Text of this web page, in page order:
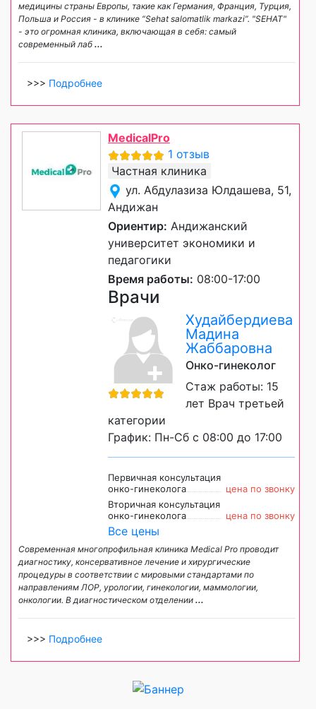
медицины страны Европы, такие как Германия, Франция, Турция,
Польша и Россия - в клинике “Sehat salomatlik markazi”. "SEHAT"
- это огромная клиника, включающая в себя: самый
современный лаб ...
>>> Подробнее
MedicalPro
1 отзыв
Частная клиника
ул. Абдулазиза Юлдашева, 51,
Андижан
Ориентир: Андижанский
университет экономики и
педагогики
Время работы: 08:00-17:00
Врачи
Худайбердиева
Мадина
Жаббаровна
Онко-гинеколог
Стаж работы: 15
лет Врач третьей
категории
График: Пн-Сб с 08:00 до 17:00
Первичная консультация
онко-гинеколога
цена по звонку
Вторичная консультация
онко-гинеколога
цена по звонку
Все цены
Современная многопрофильная клиника Medical Pro проводит
диагностику, консервативное лечение и хирургические
процедуры в соответствии с мировыми стандартами по
направлениям ЛОР, урологии, гинекологии, маммологии,
онкологии. В диагностическом отделении ...
>>> Подробнее